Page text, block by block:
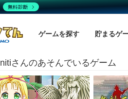
ゲームを探す 貯まるゲ
nitiさんのあそんでいるゲーム
無料診断